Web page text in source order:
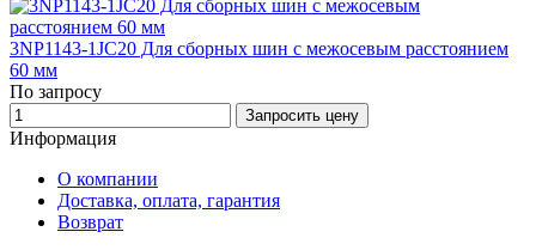
3NP1143-1JC20 Для сборных шин с межосевым расстоянием
60 мм
По запросу
Запросить цену
Информация
О компании
Доставка, оплата, гарантия
Возврат